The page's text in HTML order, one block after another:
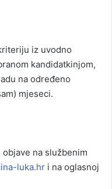
iz uvodno
kandidatkinjom,
na određeno
mjeseci.
objave na službenim
luka.hr i na oglasnoj